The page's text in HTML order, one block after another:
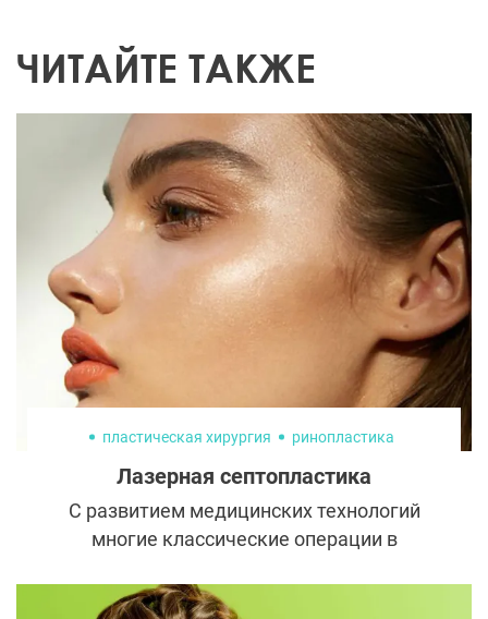
ЧИТАЙТЕ ТАКЖЕ
пластическая хирургия ринопластика
Лазерная септопластика
С развитием медицинских технологий
многие классические операции в
травматичными аналогами. Одна из них —